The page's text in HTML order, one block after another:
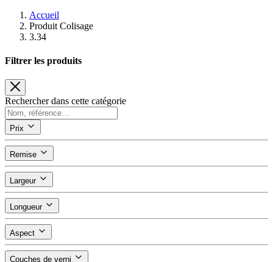
Accueil
Produit Colisage
3.34
Filtrer les produits
Rechercher dans cette catégorie
Prix
Remise
Largeur
Longueur
Aspect
Couches de verni